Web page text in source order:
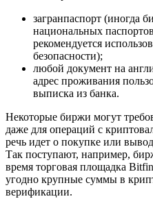
загранпаспорт (иногда
национальных
рекомендуется
безопасности);
любой документ на
адрес проживания
выписка из банка.
Некоторые биржи могут
даже для операций с
речь идет о покупке или
Так поступают, например,
время торговая площадка
угодно крупные суммы в
верификации.